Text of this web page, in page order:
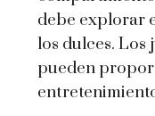
debe explorar
los dulces. Los
pueden